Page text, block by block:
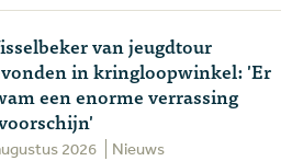
van jeugdtour
in kringloopwinkel: 'Er
een enorme verrassing
2026 Nieuws